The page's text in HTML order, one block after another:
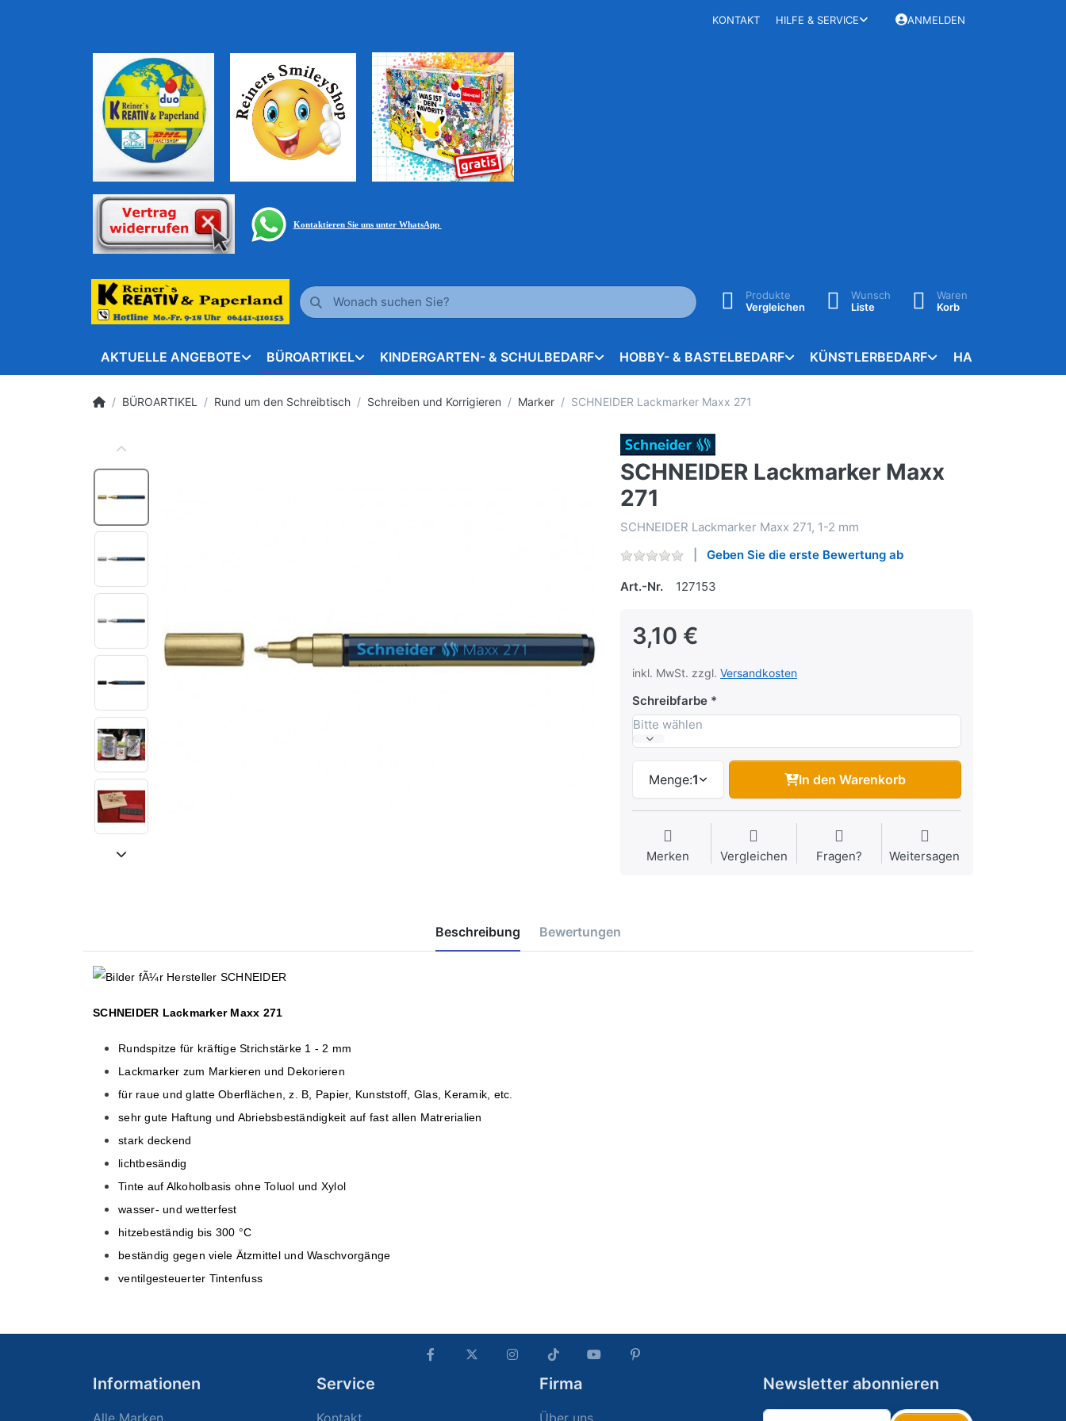
KONTAKT HILFE & SERVICE ANMELDEN
Kontaktieren Sie uns unter WhatsApp
Produkte
Vergleichen
Wunsch
Liste
Waren
Korb
AKTUELLE ANGEBOTE BÜROARTIKEL KINDERGARTEN- & SCHULBEDARF HOBBY- & BASTELBEDARF KÜNSTLERBEDARF
BÜROARTIKEL Rund um den Schreibtisch Schreiben und Korrigieren Marker SCHNEIDER Lackmarker Maxx 271
SCHNEIDER Lackmarker Maxx
271
SCHNEIDER Lackmarker Maxx 271, 1-2 mm
Geben Sie die erste Bewertung ab
Art.-Nr. 127153
3,10 €
inkl. MwSt. zzgl. Versandkosten
Schreibfarbe
Bitte wählen
Menge:1 In den Warenkorb
Merken Vergleichen Fragen? Weitersagen
Beschreibung Bewertungen
SCHNEIDER Lackmarker Maxx 271
Rundspitze für kräftige Strichstärke 1 - 2 mm
Lackmarker zum Markieren und Dekorieren
für raue und glatte Oberflächen, z. B, Papier, Kunststoff, Glas, Keramik, etc.
sehr gute Haftung und Abriebsbeständigkeit auf fast allen Matrerialien
stark deckend
lichtbesändig
Tinte auf Alkoholbasis ohne Toluol und Xylol
wasser- und wetterfest
hitzebeständig bis 300 °C
beständig gegen viele Ätzmittel und Waschvorgänge
ventilgesteuerter Tintenfuss
Informationen
Alle Marken
Service
Kontakt
Firma
Über uns
Newsletter abonnieren